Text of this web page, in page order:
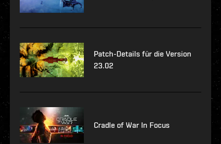
Patch-Details für die Version
23.02
Cradle of War In Focus